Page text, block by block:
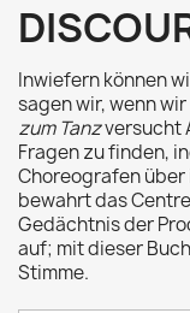
Inwiefern können
sagen wir, wenn
zum Tanzversucht
Fragen zu finden,
Choreografen über
bewahrt das
Gedächtnis der
auf; mit dieser
Stimme.